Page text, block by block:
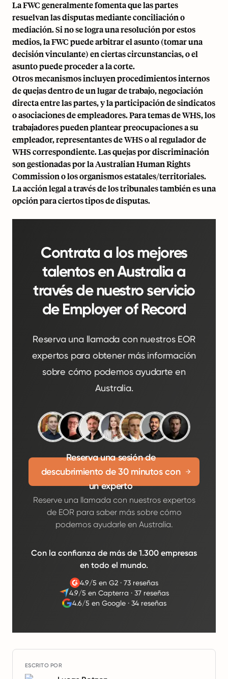
La FWC generalmente fomenta que las partes
resuelvan las disputas mediante conciliación o
mediación. Si no se logra una resolución por estos
medios, la FWC puede arbitrar el asunto (tomar una
decisión vinculante) en ciertas circunstancias, o el
asunto puede proceder a la corte.
Otros mecanismos incluyen procedimientos internos
de quejas dentro de un lugar de trabajo, negociación
directa entre las partes, y la participación de sindicatos
o asociaciones de empleadores. Para temas de WHS, los
trabajadores pueden plantear preocupaciones a su
empleador, representantes de WHS o al regulador de
WHS correspondiente. Las quejas por discriminación
son gestionadas por la Australian Human Rights
Commission o los organismos estatales/territoriales.
La acción legal a través de los tribunales también es una
opción para ciertos tipos de disputas.
Contrata a los mejores
talentos en Australia a
través de nuestro servicio
de Employer of Record
Reserva una llamada con nuestros EOR
expertos para obtener más información
sobre cómo podemos ayudarte en
Australia.
Reserva una sesión de
descubrimiento de 30 minutos con
un experto
Reserve una llamada con nuestros expertos
de EOR para saber más sobre cómo
podemos ayudarle en Australia.
Con la confianza de más de 1.300 empresas
en todo el mundo.
4.9/5 en G2 ·73 reseñas
4.9/5 en Capterra ·37 reseñas
4.6/5 en Google· 34 reseñas
ESCRITO POR